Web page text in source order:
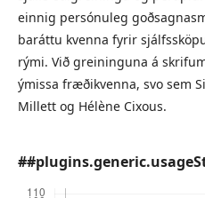
einnig persónuleg
baráttu kvenna fyrir
rými. Við greininguna á
ýmissa fræðikvenna, svo sem
Millett og Hélène Cixous.